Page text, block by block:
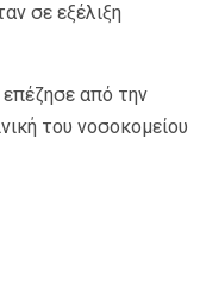
σε εξέλιξη
επέζησε από την
του νοσοκομείου